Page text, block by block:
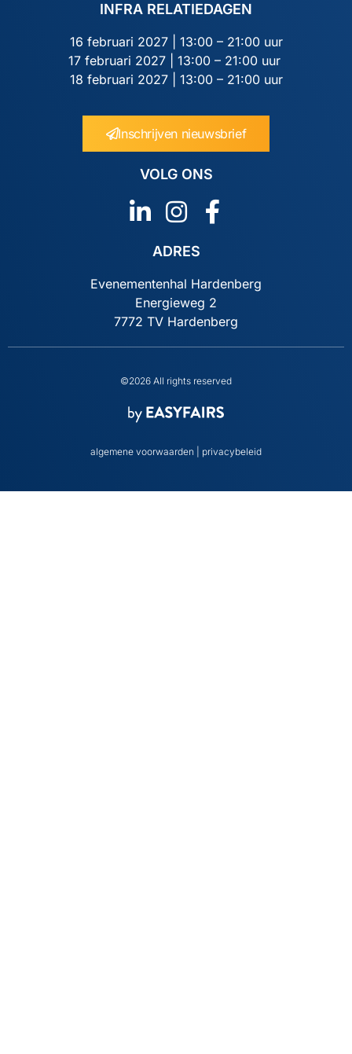
INFRA RELATIEDAGEN
16 februari 2027 | 13:00 – 21:00 uur
17 februari 2027 | 13:00 – 21:00 uur
18 februari 2027 | 13:00 – 21:00 uur
Inschrijven nieuwsbrief
VOLG ONS
ADRES
Evenementenhal Hardenberg
Energieweg 2
7772 TV Hardenberg
©2026 All rights reserved
algemene voorwaarden privacybeleid